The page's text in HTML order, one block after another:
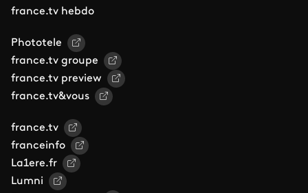
france.tv hebdo
Phototele
france.tv groupe
france.tv preview
france.tv&vous
france.tv
franceinfo
La1ere.fr
Lumni